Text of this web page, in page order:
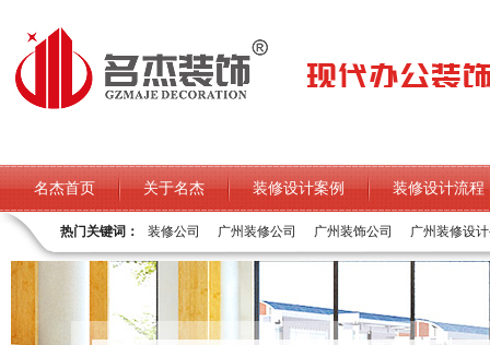
名杰首页 关于名杰 装修设计案例 装修设计流程
热门关键词： 装修公司 广州装修公司 广州装饰公司 广州装修设